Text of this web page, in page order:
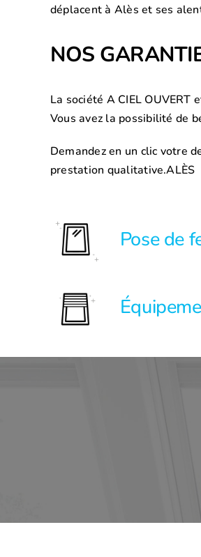
déplacent à Alès et ses
NOS
La société A CIEL
Vous avez la possibilité de
Demandez en un clic votre
prestation qualitative.ALÈS
Pose de